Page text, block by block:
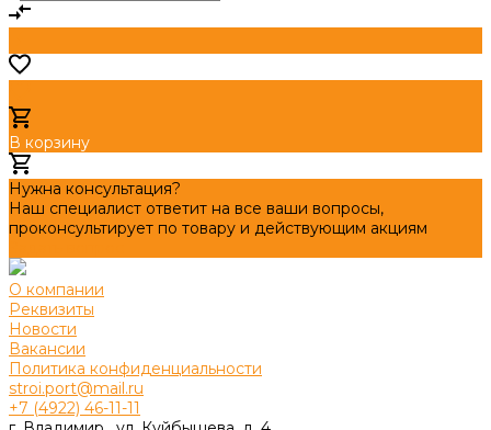
В корзину
Нужна консультация?
Наш специалист ответит на все ваши вопросы,
проконсультирует по товару и действующим акциям
О компании
Реквизиты
Новости
Вакансии
Политика конфиденциальности
stroi.port@mail.ru
+7 (4922) 46-11-11